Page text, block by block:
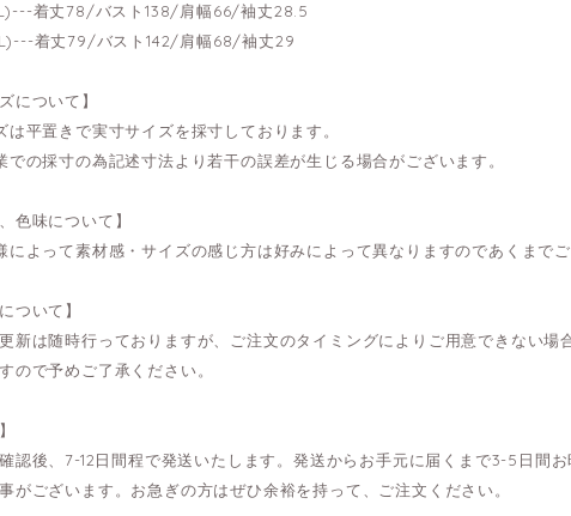
着丈78/バスト138/肩幅66/袖丈28.5
着丈79/バスト142/肩幅68/袖丈29
について】
は平置きで実寸サイズを採寸しております。
での採寸の為記述寸法より若干の誤差が生じる場合がございます。
色味について】
によって素材感・サイズの感じ方は好みによって異なりますのであくまで
ついて】
新は随時行っておりますが、ご注文のタイミングによりご用意できない
ので予めご了承ください。
認後、7-12日間程で発送いたします。発送からお手元に届くまで3-5日間
がございます。お急ぎの方はぜひ余裕を持って、ご注文ください。